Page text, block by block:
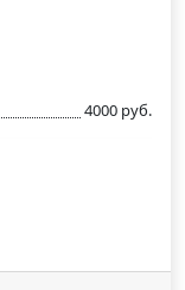
4000 руб.